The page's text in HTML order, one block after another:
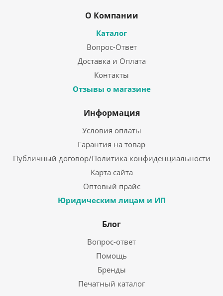
О Компании
Каталог
Вопрос-Ответ
Доставка и Оплата
Контакты
Отзывы о магазине
Информация
Условия оплаты
Гарантия на товар
Публичный договор/Политика конфиденциальности
Карта сайта
Оптовый прайс
Юридическим лицам и ИП
Блог
Вопрос-ответ
Помощь
Бренды
Печатный каталог